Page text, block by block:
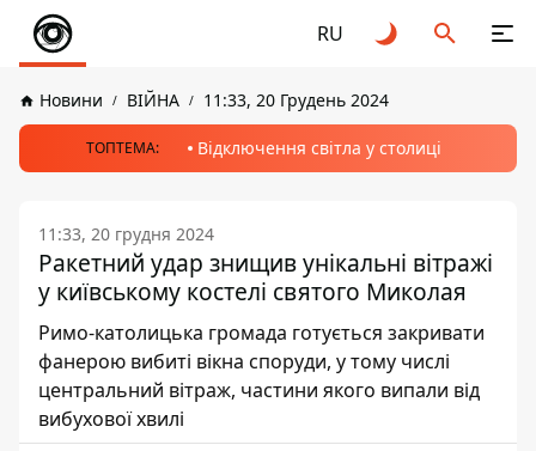
RU
Новини ВІЙНА 11:33, 20 Грудень 2024
ТОПТЕМА: Відключення світла у столиці
11:33, 20 грудня 2024
Ракетний удар знищив унікальні вітражі
у київському костелі святого Миколая
Римо-католицька громада готується закривати
фанерою вибиті вікна споруди, у тому числі
центральний вітраж, частини якого випали від
вибухової хвилі